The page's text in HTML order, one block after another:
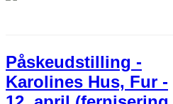
Påskeudstilling -
Karolines Hus, Fur -